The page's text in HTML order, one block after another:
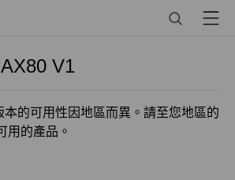
Menu
V1
本的可用性因地區而異。請至您地區的
用的產品。